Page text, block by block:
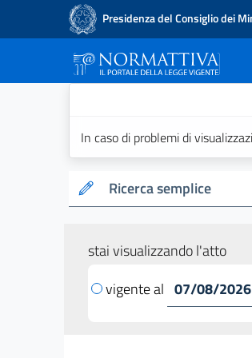
Presidenza del Consiglio dei
In caso di problemi di
Ricerca semplice
stai visualizzando l'atto
vigente al